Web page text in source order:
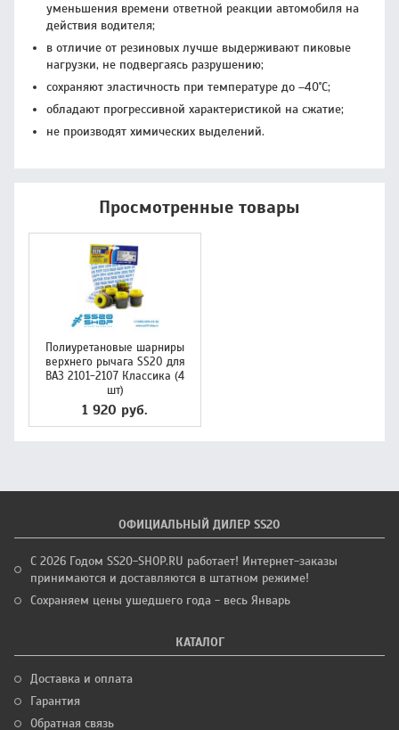
уменьшения времени ответной реакции автомобиля на
действия водителя;
в отличие от резиновых лучше выдерживают пиковые
нагрузки, не подвергаясь разрушению;
сохраняют эластичность при температуре до –40˚С;
обладают прогрессивной характеристикой на сжатие;
не производят химических выделений.
Просмотренные товары
Полиуретановые шарниры
верхнего рычага SS20 для
ВАЗ 2101-2107 Классика (4
шт)
1 920 руб.
ОФИЦИАЛЬНЫЙ ДИЛЕР SS20
С 2026 Годом SS20-SHOP.RU работает! Интернет-заказы
принимаются и доставляются в штатном режиме!
Сохраняем цены ушедшего года - весь Январь
КАТАЛОГ
Доставка и оплата
Гарантия
Обратная связь